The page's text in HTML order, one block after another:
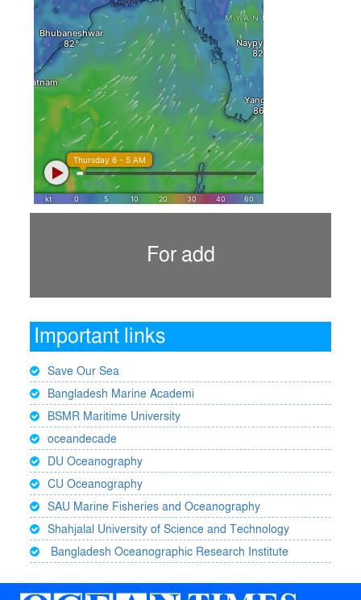
For add
Important links
Save Our Sea
Bangladesh Marine Academi
BSMR Maritime University
oceandecade
DU Oceanography
CU Oceanography
SAU Marine Fisheries and Oceanography
Shahjalal University of Science and Technology
Bangladesh Oceanographic Research Institute